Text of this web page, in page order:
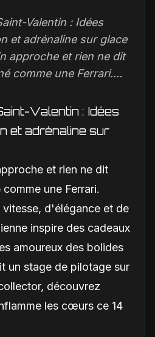
Valentin : Idées
et adrénaline sur glace
approche et rien ne dit
comme une Ferrari....
Valentin : Idées
et adrénaline sur
et rien ne dit
comme une Ferrari.
d'élégance et de
inspire des cadeaux
amoureux des bolides
un stage de pilotage sur
découvrez
les cœurs ce 14